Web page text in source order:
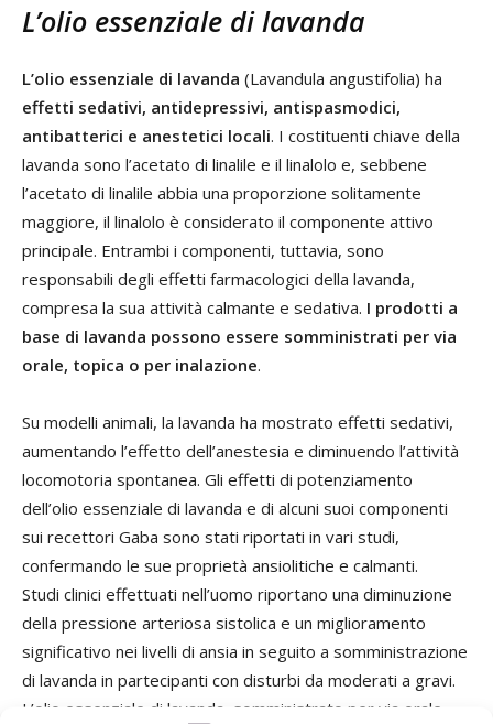
L’olio essenziale di lavanda
L’olio essenziale di lavanda (Lavandula angustifolia) ha
effetti sedativi, antidepressivi, antispasmodici,
antibatterici e anestetici locali. I costituenti chiave della
lavanda sono l’acetato di linalile e il linalolo e, sebbene
l’acetato di linalile abbia una proporzione solitamente
maggiore, il linalolo è considerato il componente attivo
principale. Entrambi i componenti, tuttavia, sono
responsabili degli effetti farmacologici della lavanda,
compresa la sua attività calmante e sedativa. I prodotti a
base di lavanda possono essere somministrati per via
orale, topica o per inalazione.
Su modelli animali, la lavanda ha mostrato effetti sedativi,
aumentando l’effetto dell’anestesia e diminuendo l’attività
locomotoria spontanea. Gli effetti di potenziamento
dell’olio essenziale di lavanda e di alcuni suoi componenti
sui recettori Gaba sono stati riportati in vari studi,
confermando le sue proprietà ansiolitiche e calmanti.
Studi clinici effettuati nell’uomo riportano una diminuzione
della pressione arteriosa sistolica e un miglioramento
significativo nei livelli di ansia in seguito a somministrazione
di lavanda in partecipanti con disturbi da moderati a gravi.
L’olio essenziale di lavanda, somministrato per via orale